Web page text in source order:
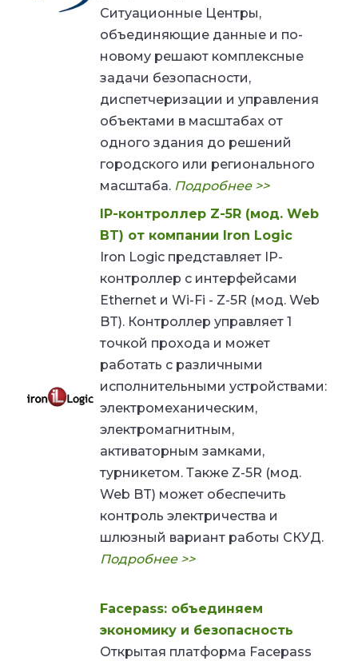
Ситуационные Центры,
объединяющие данные и по-
новому решают комплексные
задачи безопасности,
диспетчеризации и управления
объектами в масштабах от
одного здания до решений
городского или регионального
масштаба. Подробнее >>
IP-контроллер Z-5R (мод. Web
BT) от компании Iron Logic
Iron Logic представляет IP-
контроллер с интерфейсами
Ethernet и Wi-Fi - Z-5R (мод. Web
BT). Контроллер управляет 1
точкой прохода и может
работать с различными
исполнительными устройствами:
электромеханическим,
электромагнитным,
активаторным замками,
турникетом. Также Z-5R (мод.
Web BT) может обеспечить
контроль электричества и
шлюзный вариант работы СКУД.
Подробнее >>
Facepass: объединяем
экономику и безопасность
Открытая платформа Facepass